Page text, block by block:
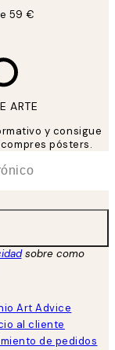
59 €
ARTE
y consigue
pósters.
sobre como
Art Advice
al cliente
de pedidos